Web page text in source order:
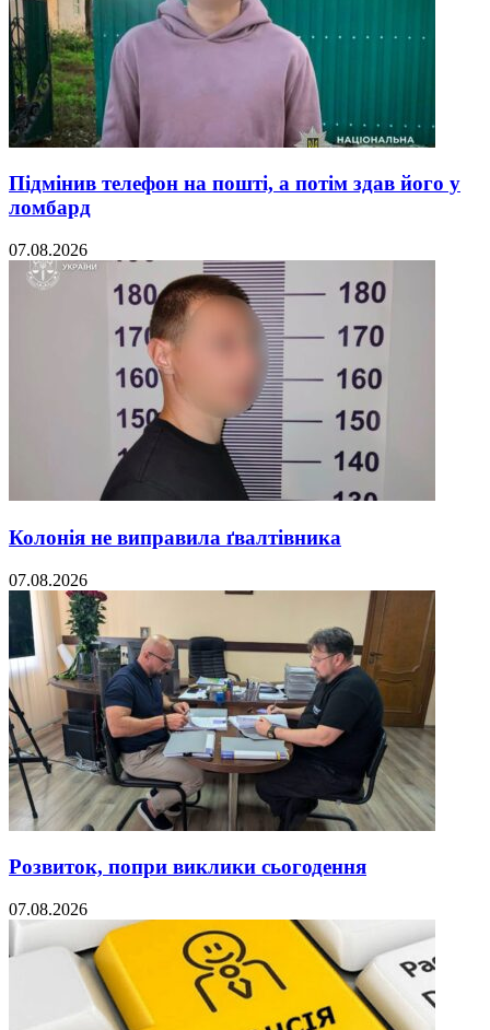
Підмінив телефон на пошті, а потім здав його у
ломбард
07.08.2026
Колонія не виправила ґвалтівника
07.08.2026
Розвиток, попри виклики сьогодення
07.08.2026